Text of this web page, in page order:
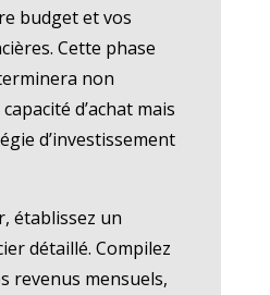
budget et vos
Cette phase
non
d’achat mais
d’investissement
établissez un
détaillé. Compilez
revenus mensuels,